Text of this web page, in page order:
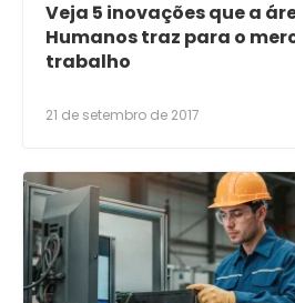
Veja 5 inovações que a
Humanos traz para o
trabalho
21 de setembro de 2017